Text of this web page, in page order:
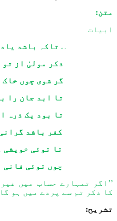
متن:
ابیات
؎ تاکہ باشد
ذکر مولیٰ از
گر شوی چوں
تا ابد جان را
تا بود یک ذرہ
کفر باشد
تا توئی خویشی
چوں توئی فانی
’’اگر تمہارے حساب میں غیر
کا ذکر تم سے پردے میں
ہو گا
تشریح: